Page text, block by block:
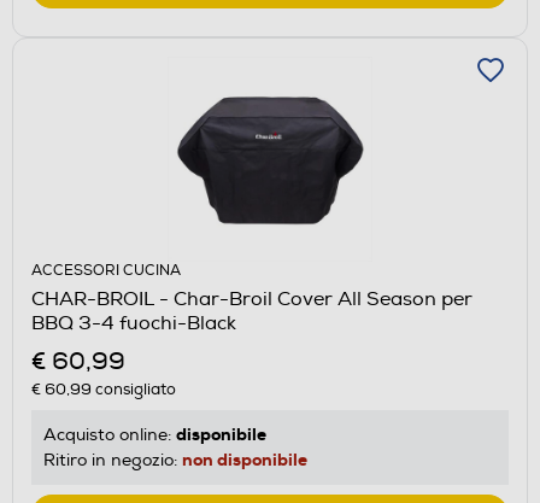
ACCESSORI CUCINA
CHAR-BROIL - Char-Broil Cover All Season per
BBQ 3-4 fuochi-Black
€ 60,99
€ 60,99 consigliato
Acquisto online: disponibile
Ritiro in negozio: non disponibile